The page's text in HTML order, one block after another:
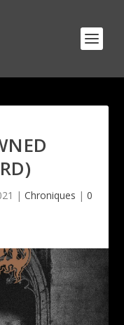
| Chroniques | 0